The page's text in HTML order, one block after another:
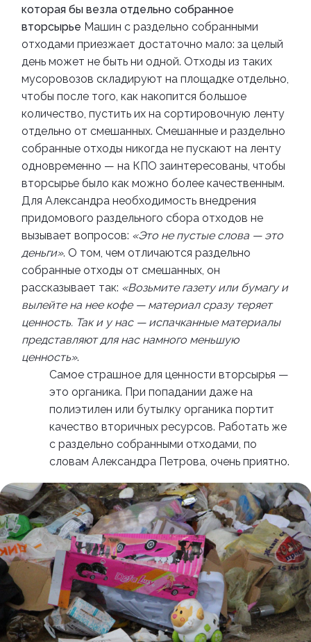
которая бы везла отдельно собранное
вторсырье Машин с раздельно собранными
отходами приезжает достаточно мало: за целый
день может не быть ни одной. Отходы из таких
мусоровозов складируют на площадке отдельно,
чтобы после того, как накопится большое
количество, пустить их на сортировочную ленту
отдельно от смешанных. Смешанные и раздельно
собранные отходы никогда не пускают на ленту
одновременно — на КПО заинтересованы, чтобы
вторсырье было как можно более качественным.
Для Александра необходимость внедрения
придомового раздельного сбора отходов не
вызывает вопросов: «Это не пустые слова —это
деньги». О том, чем отличаются раздельно
собранные отходы от смешанных, он
рассказывает так: «Возьмите газету или бумагу и
вылейте на нее кофе —материал сразу теряет
ценность. Так и у нас —испачканные материалы
представляют для нас намного меньшую
ценность».
Самое страшное для ценности вторсырья —
это органика. При попадании даже на
полиэтилен или бутылку органика портит
качество вторичных ресурсов. Работать же
с раздельно собранными отходами, по
словам Александра Петрова, очень приятно.